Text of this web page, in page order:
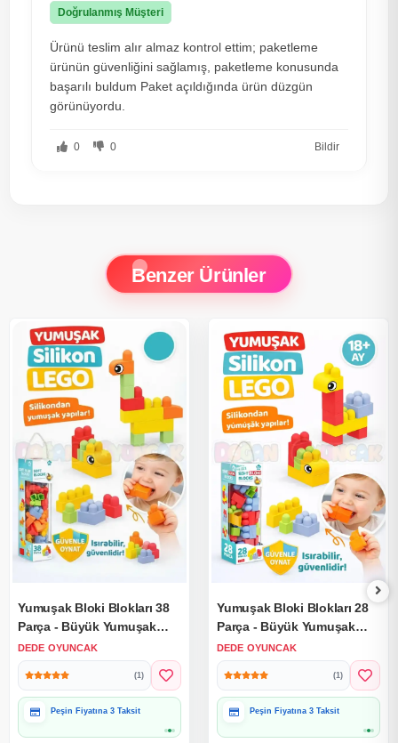
Doğrulanmış Müşteri
Ürünü teslim alır almaz kontrol ettim; paketleme
ürünün güvenliğini sağlamış, paketleme konusunda
başarılı buldum Paket açıldığında ürün düzgün
görünüyordu.
0 0 Bildir
Benzer Ürünler
Yumuşak Bloki Blokları 38
Parça - Büyük Yumuşak
Bloklar - Büyük Soft Lego
Oyuncakları
DEDE OYUNCAK
(1)
Yumuşak Bloki Blokları 28
Parça - Büyük Yumuşak
Bloklar - Büyük Soft Lego
Oyuncakları
DEDE OYUNCAK
(1)